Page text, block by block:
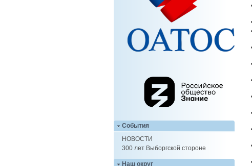
События
НОВОСТИ
300 лет Выборгской стороне
Наш округ